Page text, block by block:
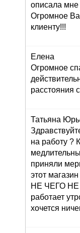
описала мне
Огромное
клиенту!!!
Елена
Огромное
расстояния
Татьяна
на работу ?
приняли
этот
НЕ ЧЕГО НЕ
работает
хочется